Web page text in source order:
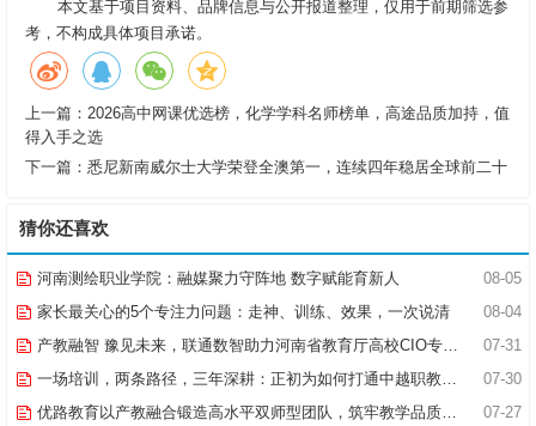
本文基于项目资料、品牌信息与公开报道整理，仅用于前期筛选参
考，不构成具体项目承诺。
上一篇： 2026高中网课优选榜，化学学科名师榜单，高途品质加持，值
得入手之选
下一篇： 悉尼新南威尔士大学荣登全澳第一，连续四年稳居全球前二十
猜你还喜欢
08-05
河南测绘职业学院：融媒聚力守阵地 数字赋能育新人
08-04
家长最关心的5个专注力问题：走神、训练、效果，一次说清
07-31
产教融智 豫见未来，联通数智助力河南省教育厅高校CIO专题研究班共探AI赋能高等教育新路径
07-30
一场培训，两条路径，三年深耕：正初为如何打通中越职教合作的“最后一公里”
07-27
优路教育以产教融合锻造高水平双师型团队，筑牢教学品质基石